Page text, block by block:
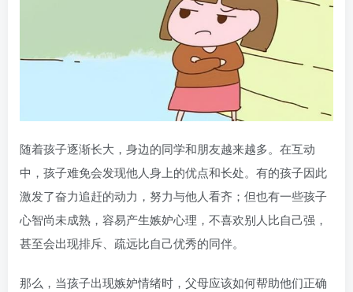
随着孩子逐渐长大，身边的同学和朋友越来越多。在互动
中，孩子难免会发现他人身上的优点和长处。有的孩子因此
激发了奋力追赶的动力，努力与他人看齐；但也有一些孩子
心智尚未成熟，容易产生嫉妒心理，不喜欢别人比自己强，
甚至会出现排斥、疏远比自己优秀的同伴。
那么，当孩子出现嫉妒情绪时，父母应该如何帮助他们正确